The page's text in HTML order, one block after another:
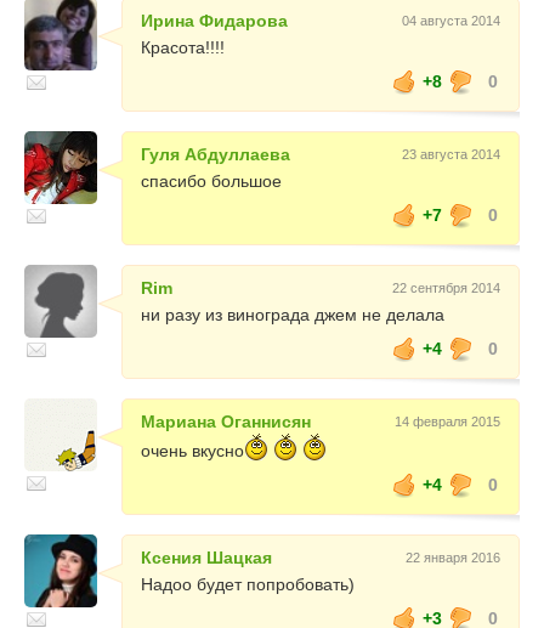
Ирина Фидарова 04 августа 2014
Красота!!!!
+8
0
Гуля Абдуллаева 23 августа 2014
спасибо большое
+7
0
Rim 22 сентября 2014
ни разу из винограда джем не делала
+4
0
Мариана Оганнисян 14 февраля 2015
очень вкусно
+4
0
Ксения Шацкая 22 января 2016
Надоо будет попробовать)
+3
0